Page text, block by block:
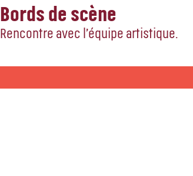
Bords de scène
Rencontre avec l’équipe artistique.